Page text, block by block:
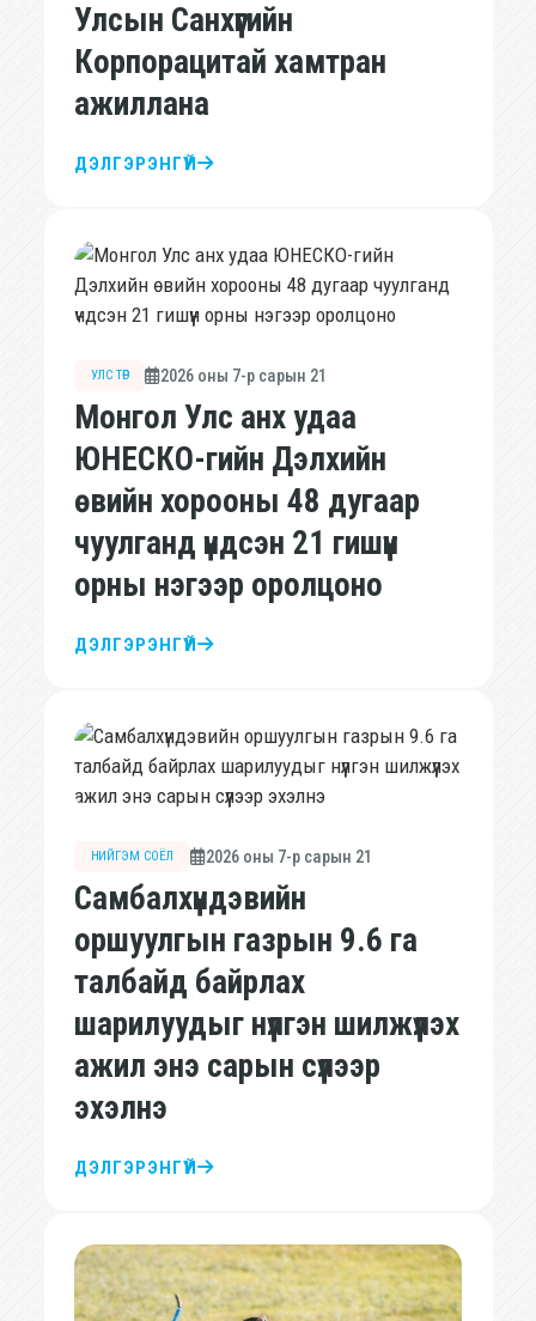
Улсын Санхүүгийн
Корпорацитай хамтран
ажиллана
ДЭЛГЭРЭНГҮЙ
УЛС ТӨР 2026 оны 7-р сарын 21
Монгол Улс анх удаа
ЮНЕСКО-гийн Дэлхийн
өвийн хорооны 48 дугаар
чуулганд үндсэн 21 гишүүн
орны нэгээр оролцоно
ДЭЛГЭРЭНГҮЙ
НИЙГЭМ СОЁЛ 2026 оны 7-р сарын 21
Самбалхүндэвийн
оршуулгын газрын 9.6 га
талбайд байрлах
шарилуудыг нүүлгэн шилжүүлэх
ажил энэ сарын сүүлээр
эхэлнэ
ДЭЛГЭРЭНГҮЙ